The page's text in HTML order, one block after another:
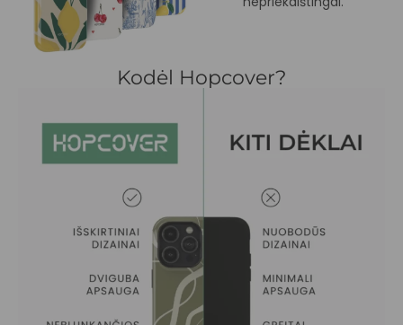
Kodėl Hopcover?